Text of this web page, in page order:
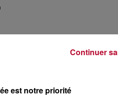
en quelques clics
est notre priorité
Continuer